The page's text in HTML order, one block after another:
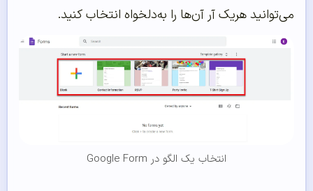
می‌توانید هریک آر آن‌ها را به‌دلخواه انتخاب کنید.
انتخاب یک الگو در Google Form